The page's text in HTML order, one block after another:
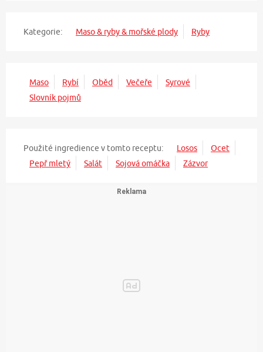
Kategorie: Maso & ryby & mořské plody Ryby
Maso Rybí Oběd Večeře
Syrové
Slovník pojmů
Použité ingredience v tomto receptu: Losos
Ocet
Pepř mletý
Salát Sojová omáčka Zázvor